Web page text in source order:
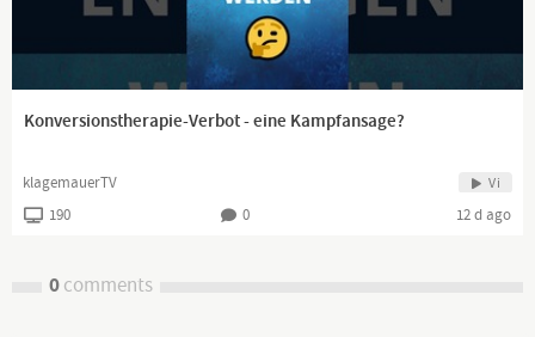
Konversionstherapie-Verbot - eine Kampfansage?
klagemauerTV Vi
190 0 12 d ago
0comments